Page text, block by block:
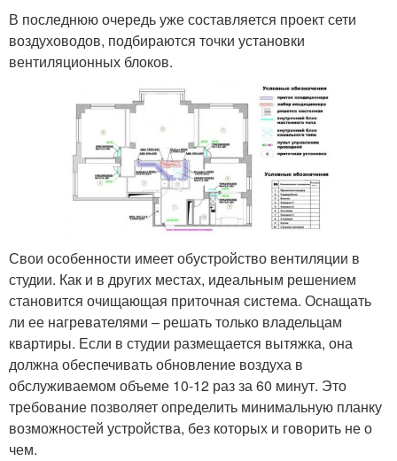
В последнюю очередь уже составляется проект сети
воздуховодов, подбираются точки установки
вентиляционных блоков.
Свои особенности имеет обустройство вентиляции в
студии. Как и в других местах, идеальным решением
становится очищающая приточная система. Оснащать
ли ее нагревателями – решать только владельцам
квартиры. Если в студии размещается вытяжка, она
должна обеспечивать обновление воздуха в
обслуживаемом объеме 10-12 раз за 60 минут. Это
требование позволяет определить минимальную планку
возможностей устройства, без которых и говорить не о
чем.